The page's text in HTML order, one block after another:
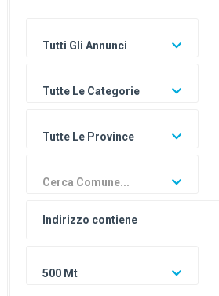
Tutti Gli Annunci
Tutte Le Categorie
Tutte Le Province
Cerca Comune...
500 Mt